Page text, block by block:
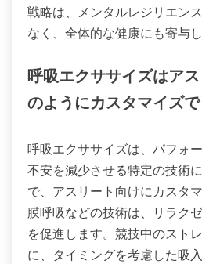
戦略は、メンタルレジリエン
なく、全体的な健康にも寄与し
呼吸エクササイズはア
のようにカスタマイズで
呼吸エクササイズは、パフォ
不安を減少させる特定の技術
で、アスリート向けにカスタ
膜呼吸などの技術は、リラク
を促進します。競技中のスト
に、タイミングを考慮した吸